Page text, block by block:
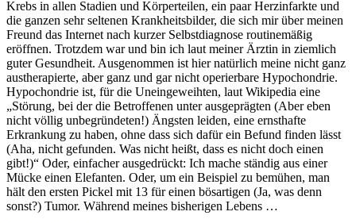
Krebs in allen Stadien und Körperteilen, ein paar Herzinfarkte und
die ganzen sehr seltenen Krankheitsbilder, die sich mir über meinen
Freund das Internet nach kurzer Selbstdiagnose routinemäßig
eröffnen. Trotzdem war und bin ich laut meiner Ärztin in ziemlich
guter Gesundheit. Ausgenommen ist hier natürlich meine nicht ganz
austherapierte, aber ganz und gar nicht operierbare Hypochondrie.
Hypochondrie ist, für die Uneingeweihten, laut Wikipedia eine
„Störung, bei der die Betroffenen unter ausgeprägten (Aber eben
nicht völlig unbegründeten!) Ängsten leiden, eine ernsthafte
Erkrankung zu haben, ohne dass sich dafür ein Befund finden lässt
(Aha, nicht gefunden. Was nicht heißt, dass es nicht doch einen
gibt!)“ Oder, einfacher ausgedrückt: Ich mache ständig aus einer
Mücke einen Elefanten. Oder, um ein Beispiel zu bemühen, man
hält den ersten Pickel mit 13 für einen bösartigen (Ja, was denn
sonst?) Tumor. Während meines bisherigen Lebens …